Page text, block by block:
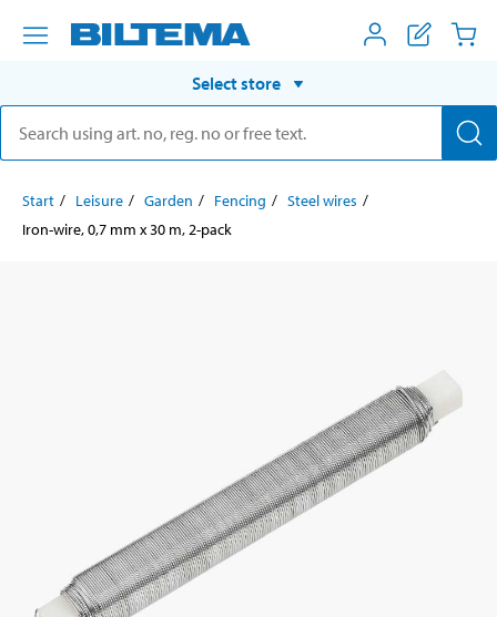
Select store
Start Leisure Garden Fencing
Steel wires
Iron-wire, 0,7 mm x 30 m, 2-pack